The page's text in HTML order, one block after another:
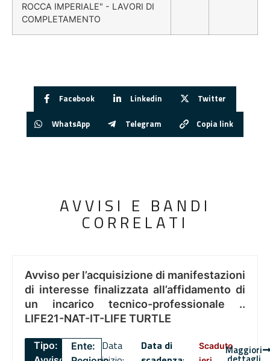
ROCCA IMPERIALE" - LAVORI DI
COMPLETAMENTO
Facebook Linkedin Twitter
WhatsApp Telegram Copia link
AVVISI E BANDI
CORRELATI
Avviso per l’acquisizione di manifestazioni
di interesse finalizzata all’affidamento di
un incarico tecnico-professionale ..
LIFE21-NAT-IT-LIFE TURTLE
Tipo:
Ente:
Data
Data di
ScadutoMaggiori